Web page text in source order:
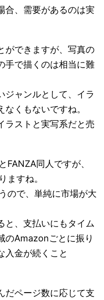
合、需要があるのは実
ができますが、写真の
手で描くのは相当に難
ジャンルとして、イラ
くもないですね。
ラストと実写系だと売
同人ですが、
ますね。
ので、単純に市場が大
と、支払いにもタイム
のAmazonごとに振り
入金が続くこと
だページ数に応じて支